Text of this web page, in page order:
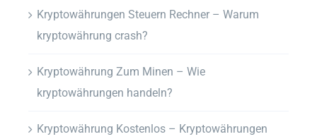
Kryptowährungen Steuern Rechner – Warum
kryptowährung crash?
Kryptowährung Zum Minen – Wie
kryptowährungen handeln?
Kryptowährung Kostenlos – Kryptowährungen